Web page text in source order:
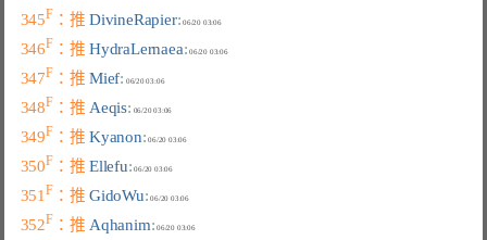
345F ：推 DivineRapier: 06/20 03:06
346F ：推 HydraLernaea: 06/20 03:06
347F ：推 Mief: 06/20 03:06
348F ：推 Aeqis:
349F ：推 Kyanon: 06/20 03:06
350F ：推 Ellefu: 06/20 03:06
351 F ：推 GidoWu: 06/20 03:06
352F ：推 Aqhanim: 06/20 03:06